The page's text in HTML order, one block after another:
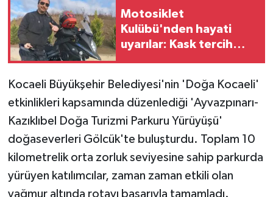
Motosiklet
Kulübü'nden hayati
uyarılar: Kask tercih
Kocaeli Büyükşehir Belediyesi'nin 'Doğa Kocaeli'
etkinlikleri kapsamında düzenlediği 'Ayvazpınarı-
Kazıklıbel Doğa Turizmi Parkuru Yürüyüşü'
doğaseverleri Gölcük'te buluşturdu. Toplam 10
kilometrelik orta zorluk seviyesine sahip parkurda
yürüyen katılımcılar, zaman zaman etkili olan
yağmur altında rotayı başarıyla tamamladı.